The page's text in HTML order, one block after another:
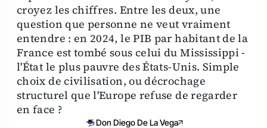
croyez les chiffres. Entre les deux, une
question que personne ne veut vraiment
entendre : en 2024, le PIB par habitant de la
France est tombé sous celui du Mississippi -
l'État le plus pauvre des États-Unis. Simple
choix de civilisation, ou décrochage
structurel que l'Europe refuse de regarder
en face ?
Don Diego De La Vega